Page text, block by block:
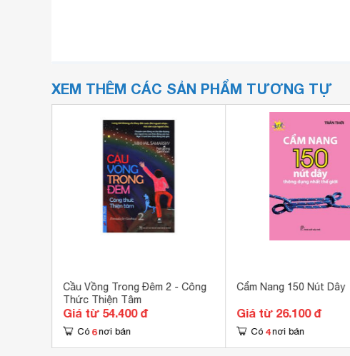
XEM THÊM CÁC SẢN PHẨM TƯƠNG TỰ
Cầu Vồng Trong Đêm 2 - Công
Thức Thiện Tâm
Giá từ 54.400 đ
Có 6 nơi bán
Cẩm Nang 150 Nút Dây
Giá từ 26.100 đ
Có 4 nơi bán